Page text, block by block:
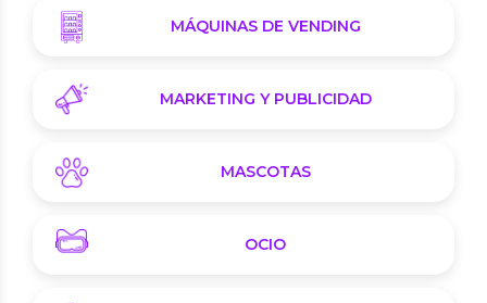
MÁQUINAS DE VENDING
MARKETING Y PUBLICIDAD
MASCOTAS
OCIO